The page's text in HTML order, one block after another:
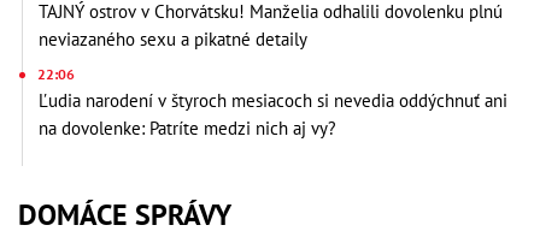
TAJNÝ ostrov v Chorvátsku! Manželia odhalili dovolenku plnú
neviazaného sexu a pikatné detaily
22:06
Ľudia narodení v štyroch mesiacoch si nevedia oddýchnuť ani
na dovolenke: Patríte medzi nich aj vy?
DOMÁCE SPRÁVY